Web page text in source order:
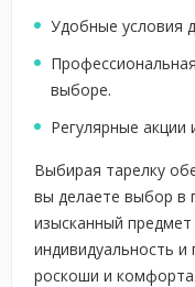
Удобные условия
выборе.
Регулярные акции
Выбирая тарелку
вы делаете выбор в
изысканный
индивидуальность
роскоши и